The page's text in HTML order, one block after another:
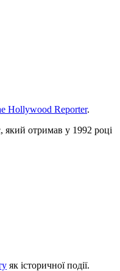
Hollywood Reporter.
який отримав у 1992 році
як історичної події.